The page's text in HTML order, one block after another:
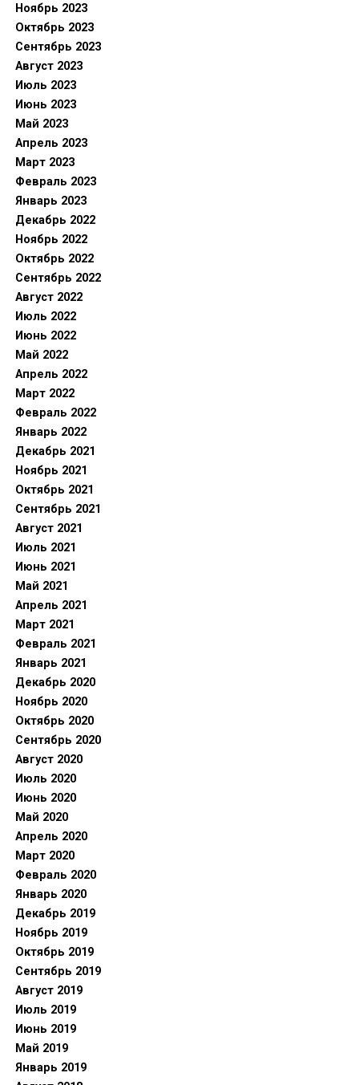
Ноябрь 2023
Октябрь 2023
Сентябрь 2023
Август 2023
Июль 2023
Июнь 2023
Май 2023
Апрель 2023
Март 2023
Февраль 2023
Январь 2023
Декабрь 2022
Ноябрь 2022
Октябрь 2022
Сентябрь 2022
Август 2022
Июль 2022
Июнь 2022
Май 2022
Апрель 2022
Март 2022
Февраль 2022
Январь 2022
Декабрь 2021
Ноябрь 2021
Октябрь 2021
Сентябрь 2021
Август 2021
Июль 2021
Июнь 2021
Май 2021
Апрель 2021
Март 2021
Февраль 2021
Январь 2021
Декабрь 2020
Ноябрь 2020
Октябрь 2020
Сентябрь 2020
Август 2020
Июль 2020
Июнь 2020
Май 2020
Апрель 2020
Март 2020
Февраль 2020
Январь 2020
Декабрь 2019
Ноябрь 2019
Октябрь 2019
Сентябрь 2019
Август 2019
Июль 2019
Июнь 2019
Май 2019
Январь 2019